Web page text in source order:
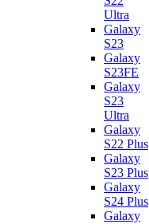
Ultra
Galaxy
S23
Galaxy
S23FE
Galaxy
S23
Ultra
Galaxy
S22 Plus
Galaxy
S23 Plus
Galaxy
S24 Plus
Galaxy